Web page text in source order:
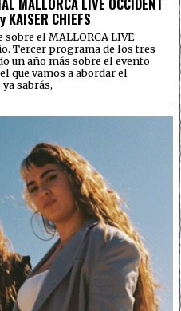
KAISER CHIEFS
el MALLORCA LIVE
Tercer programa de los tres
un año más sobre el evento
que vamos a abordar el
sabrás,